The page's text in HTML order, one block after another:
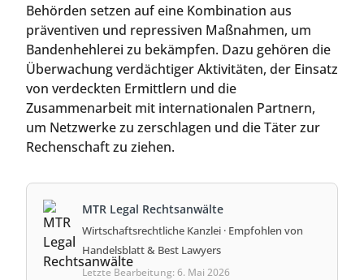
Behörden setzen auf eine Kombination aus
präventiven und repressiven Maßnahmen, um
Bandenhehlerei zu bekämpfen. Dazu gehören die
Überwachung verdächtiger Aktivitäten, der Einsatz
von verdeckten Ermittlern und die
Zusammenarbeit mit internationalen Partnern,
um Netzwerke zu zerschlagen und die Täter zur
Rechenschaft zu ziehen.
MTR Legal Rechtsanwälte
Wirtschaftsrechtliche Kanzlei · Empfohlen von
Handelsblatt & Best Lawyers
Letzte Bearbeitung: 6. Mai 2026